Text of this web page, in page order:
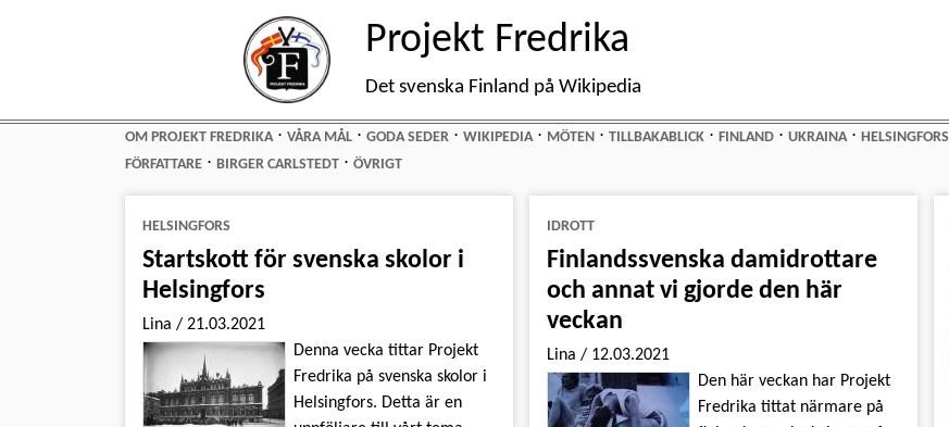
Projekt Fredrika
Det svenska Finland på Wikipedia
OM PROJEKT FREDRIKA⋅VÅRA MÅL ⋅GODA SEDER ⋅WIKIPEDIA⋅ MÖTEN ⋅TILLBAKABLICK ⋅FINLAND ⋅UKRAINA⋅HELSINGFORS
FÖRFATTARE ⋅BIRGER CARLSTEDT ⋅ÖVRIGT
HELSINGFORS
Startskott för svenska skolor i
Helsingfors
Lina/21.03.2021
Denna vecka tittar Projekt
Fredrika på svenska skolor i
Helsingfors. Detta är en
IDROTT
Finlandssvenska damidrottare
och annat vi gjorde den här
veckan
Lina / 12.03.2021
Den här veckan har Projekt
Fredrika tittat närmare på